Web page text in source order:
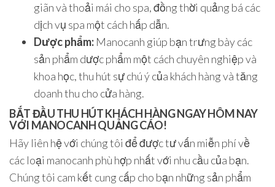
giãn và thoải mái cho spa, đồng thời quảng bá các
dịch vụ spa một cách hấp dẫn.
Dược phẩm: Manocanh giúp bạn trưng bày các
sản phẩm dược phẩm một cách chuyên nghiệp và
khoa học, thu hút sự chú ý của khách hàng và tăng
doanh thu cho cửa hàng.
BẮT ĐẦU THU HÚT KHÁCH HÀNG NGAY HÔM NAY
VỚI MANOCANH QUẢNG CÁO!
Hãy liên hệ với chúng tôi để được tư vấn miễn phí về
các loại manocanh phù hợp nhất với nhu cầu của bạn.
Chúng tôi cam kết cung cấp cho bạn những sản phẩm